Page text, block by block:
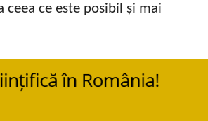
ce este posibil și mai